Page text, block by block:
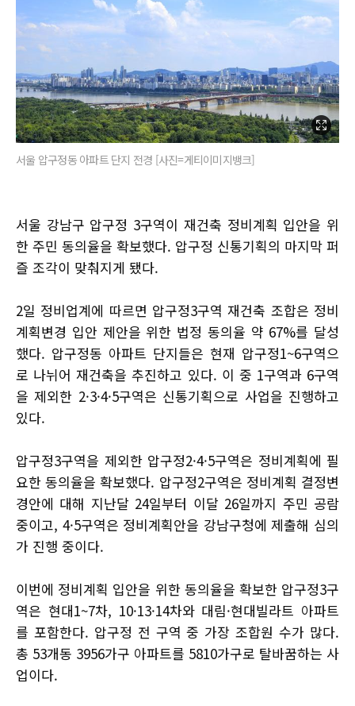
서울 압구정동 아파트 단지 전경 [사진=게티이미지뱅크]
서울 강남구 압구정 3구역이 재건축 정비계획 입안을 위
한 주민 동의율을 확보했다. 압구정 신통기획의 마지막 퍼
즐 조각이 맞춰지게 됐다.
2일 정비업계에 따르면 압구정3구역 재건축 조합은 정비
계획변경 입안 제안을 위한 법정 동의율 약 67%를 달성
했다. 압구정동 아파트 단지들은 현재 압구정1~6구역으
로 나뉘어 재건축을 추진하고 있다. 이 중 1구역과 6구역
을 제외한 2·3·4·5구역은 신통기획으로 사업을 진행하고
있다.
압구정3구역을 제외한 압구정2·4·5구역은 정비계획에 필
요한 동의율을 확보했다. 압구정2구역은 정비계획 결정변
경안에 대해 지난달 24일부터 이달 26일까지 주민 공람
중이고, 4·5구역은 정비계획안을 강남구청에 제출해 심의
가 진행 중이다.
이번에 정비계획 입안을 위한 동의율을 확보한 압구정3구
역은 현대1~7차, 10·13·14차와 대림·현대빌라트 아파트
를 포함한다. 압구정 전 구역 중 가장 조합원 수가 많다.
총 53개동 3956가구 아파트를 5810가구로 탈바꿈하는 사
업이다.